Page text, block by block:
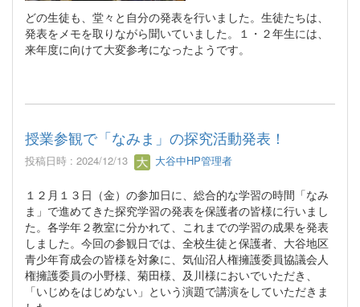
どの生徒も、堂々と自分の発表を行いました。生徒たちは、
発表をメモを取りながら聞いていました。１・２年生には、
来年度に向けて大変参考になったようです。
授業参観で「なみま」の探究活動発表！
投稿日時 : 2024/12/13 大谷中HP管理者
１２月１３日（金）の参加日に、総合的な学習の時間「なみ
ま」で進めてきた探究学習の発表を保護者の皆様に行いまし
た。各学年２教室に分かれて、これまでの学習の成果を発表
しました。今回の参観日では、全校生徒と保護者、大谷地区
青少年育成会の皆様を対象に、気仙沼人権擁護委員協議会人
権擁護委員の小野様、菊田様、及川様においでいただき、
「いじめをはじめない」という演題で講演をしていただきま